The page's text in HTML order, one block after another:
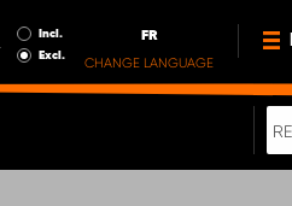
Incl.
Excl.
FR
CHANGE LANGUAGE